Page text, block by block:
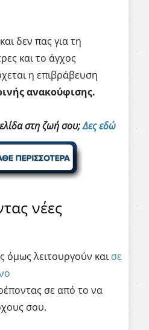
δεν πας για τη
και το άγχος
η επιβράβευση
ανακούφισης.
στη ζωή σου;Δες εδώ
νέες
όμως λειτουργούν καισε
σε από το να
σου.